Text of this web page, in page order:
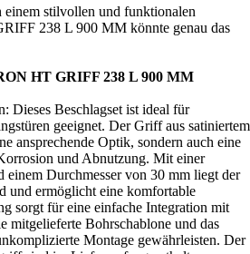
einem stilvollen und funktionalen
238 L 900 MM könnte genau das
HT GRIFF 238 L 900 MM
Dieses Beschlagset ist ideal für
geeignet. Der Griff aus satiniertem
ansprechende Optik, sondern auch eine
und Abnutzung. Mit einer
Durchmesser von 30 mm liegt der
und ermöglicht eine komfortable
sorgt für eine einfache Integration mit
mitgelieferte Bohrschablone und das
Montage gewährleisten. Der